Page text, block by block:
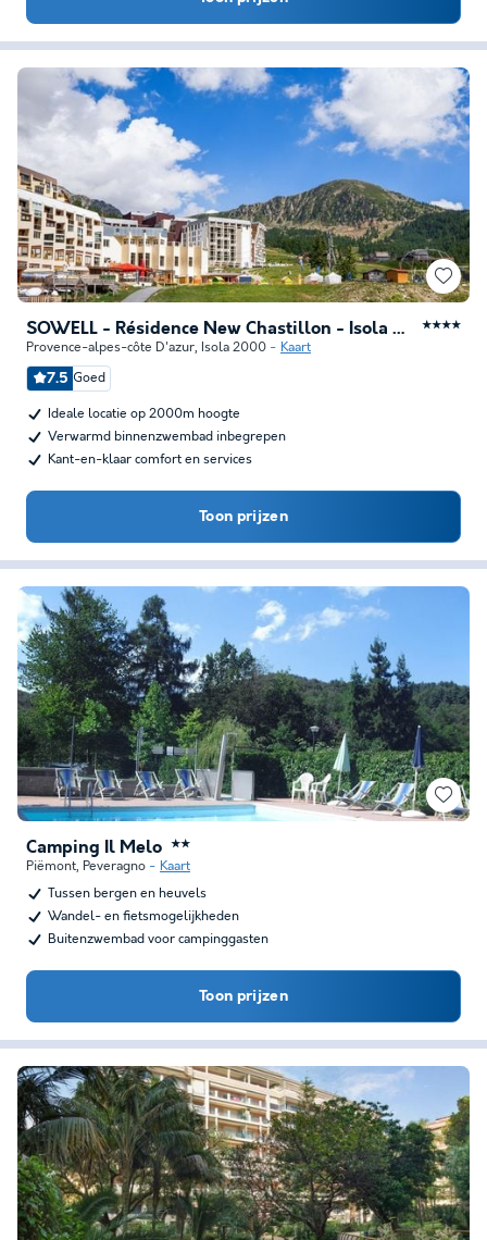
SOWELL - Résidence New Chastillon - Isola 2000 ★★★★
Provence-alpes-côte D'azur, Isola 2000 Kaart
7.5 Goed
Ideale locatie op 2000m hoogte
Verwarmd binnenzwembad inbegrepen
Kant-en-klaar comfort en services
Toon prijzen
Camping Il Melo ★★
Piëmont, Peveragno
Kaart
Tussen bergen en heuvels
Wandel- en fietsmogelijkheden
Buitenzwembad voor campinggasten
Toon prijzen